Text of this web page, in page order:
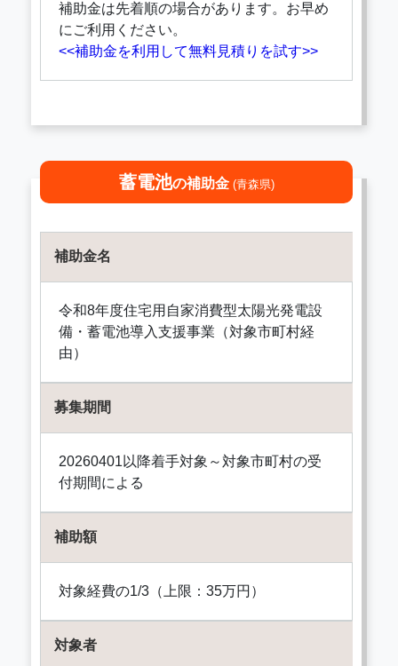
補助金は先着順の場合があります。お早め
にご利用ください。
<<補助金を利用して無料見積りを試す>>
蓄電池の補助金 (青森県)
補助金名
令和8年度住宅用自家消費型太陽光発電設
備・蓄電池導入支援事業（対象市町村経
由）
募集期間
20260401以降着手対象～対象市町村の受
付期間による
補助額
対象経費の1/3（上限：35万円）
対象者